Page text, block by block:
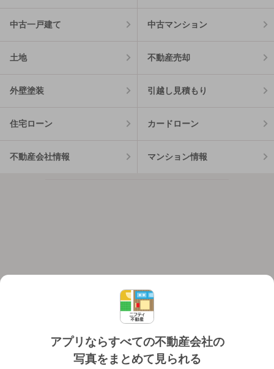
アプリならすべての不動産会社の
写真をまとめて見られる
中古一戸建て 中古マンション
土地 不動産売却
外壁塗装 引越し見積もり
住宅ローン カードローン
不動産会社情報 マンション情報
個人情報保護ポリシー 利用規約